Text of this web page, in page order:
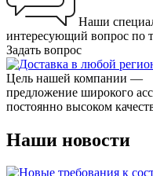
Наши
интересующий вопрос по
Задать вопрос
Цель нашей компании —
предложение широкого
постоянно высоком
Наши новости